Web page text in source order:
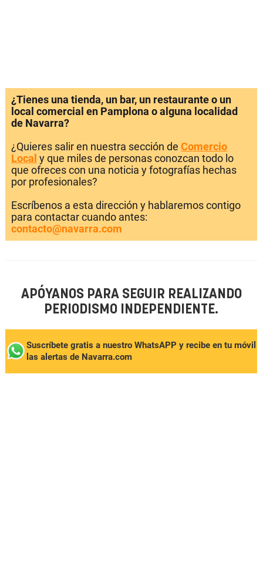
¿Tienes una tienda, un bar, un restaurante o un
local comercial en Pamplona o alguna localidad
de Navarra?
¿Quieres salir en nuestra sección de Comercio
Local y que miles de personas conozcan todo lo
que ofreces con una noticia y fotografías hechas
por profesionales?
Escríbenos a esta dirección y hablaremos contigo
para contactar cuando antes:
contacto@navarra.com
APÓYANOS PARA SEGUIR REALIZANDO
PERIODISMO INDEPENDIENTE.
Suscríbete gratis a nuestro WhatsAPP y recibe en tu móvil
las alertas de Navarra.com